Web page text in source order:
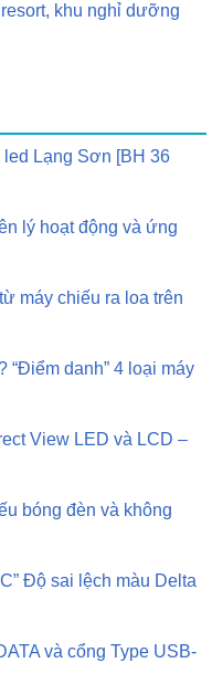
khu nghỉ dưỡng
led Lạng Sơn [BH 36
lý hoạt động và ứng
máy chiếu ra loa trên
“Điểm danh” 4 loại máy
View LED và LCD –
bóng đèn và không
Độ sai lệch màu Delta
và cổng Type USB-